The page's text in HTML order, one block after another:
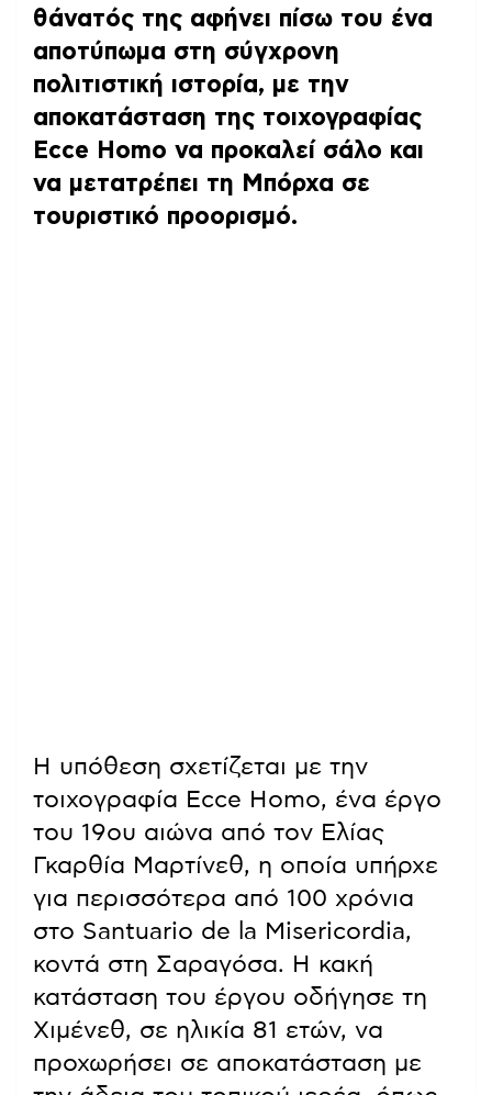
θάνατός της αφήνει πίσω του ένα
αποτύπωμα στη σύγχρονη
πολιτιστική ιστορία, με την
αποκατάσταση της τοιχογραφίας
Ecce Homo να προκαλεί σάλο και
να μετατρέπει τη Μπόρχα σε
τουριστικό προορισμό.
Η υπόθεση σχετίζεται με την
τοιχογραφία Ecce Homo, ένα έργο
του 19ου αιώνα από τον Ελίας
Γκαρθία Μαρτίνεθ, η οποία υπήρχε
για περισσότερα από 100 χρόνια
στο Santuario de la Misericordia,
κοντά στη Σαραγόσα. Η κακή
κατάσταση του έργου οδήγησε τη
Χιμένεθ, σε ηλικία 81 ετών, να
προχωρήσει σε αποκατάσταση με